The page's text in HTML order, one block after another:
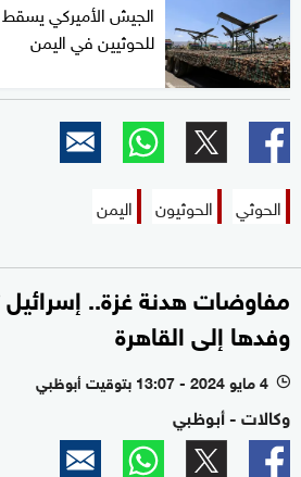
للحوثيين في اليمن
الحوثي الحوثيون اليمن
مفاوضات هدنة غزة..
وفدها إلى القاهرة
l 4 مايو 2024 - 13:07 بتوقيت أبوظبي
وكالات - أبوظبي